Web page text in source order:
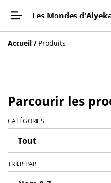
Les Mondes
Accueil / Produits
Parcourir les
CATÉGORIES
TRIER PAR